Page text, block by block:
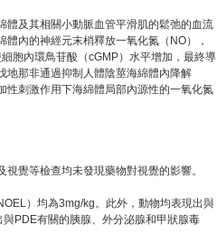
體及其相關小動脈血管平滑肌的鬆弛的血流
內的神經元末梢釋放一氧化氮（NO），
胞內環鳥苷酸（cGMP）水平增加，最終導
地那非通過抑制人體陰莖海綿體內降解
性刺激作用下海綿體局部內源性的一氧化氮
覺等檢查均未發現藥物對視覺的影響。
）均為3mg/kg。此外，動物均表現出與
PDE有關的胰腺、外分泌腺和甲狀腺毒